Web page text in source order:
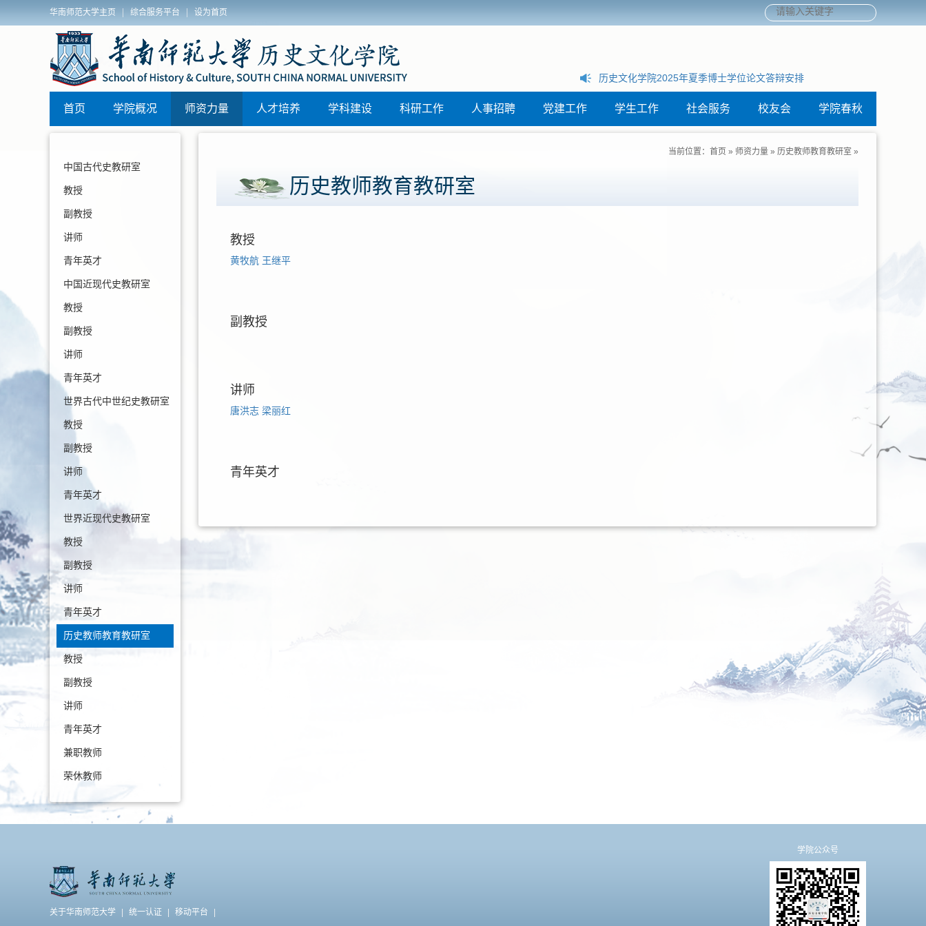
华南师范大学主页 综合服务平台 设为首页
历史文化学院2025年秋季博士学位论文答辩安排
历史文化学院组织开展纵向帮扶普宁市“三所学校” 和县中(西部片
区)联动教研活动
历史文化学院2025年夏季博士学位论文答辩安排
首页 学院概况 师资力量 人才培养 学科建设 科研工作 人事招聘 党建工作 学生工作 社会服务 校友会 学院春秋
中国古代史教研室
教授
副教授
讲师
青年英才
中国近现代史教研室
教授
副教授
讲师
青年英才
世界古代中世纪史教研室
教授
副教授
讲师
青年英才
世界近现代史教研室
教授
副教授
讲师
青年英才
历史教师教育教研室
教授
副教授
讲师
青年英才
兼职教师
荣休教师
当前位置： 首页 » 师资力量 » 历史教师教育教研室 »
历史教师教育教研室
教授
黄牧航 王继平
副教授
讲师
唐洪志 梁丽红
青年英才
关于华南师范大学 统一认证 移动平台
学院公众号